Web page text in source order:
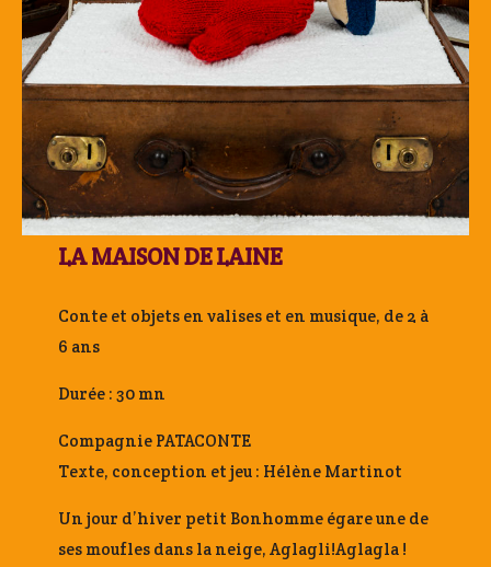
LA MAISON DE LAINE
Conte et objets en valises et en musique, de 2 à
6 ans
Durée : 30 mn
Compagnie PATACONTE
Texte, conception et jeu : Hélène Martinot
Un jour d’hiver petit Bonhomme égare une de
ses moufles dans la neige, Aglagli!Aglagla !